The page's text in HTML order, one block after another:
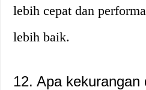
lebih cepat dan
lebih baik.
12. Apa kekurangan